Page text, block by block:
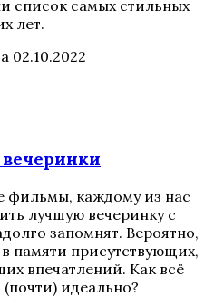
список самых стильных
лет.
02.10.2022
фильмы, каждому из нас
лучшую вечеринку с
запомнят. Вероятно,
памяти присутствующих,
впечатлений. Как всё
идеально?